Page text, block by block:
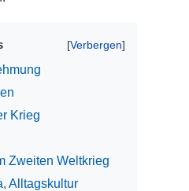
Krieg
Zweiten Weltkrieg
Alltagskultur